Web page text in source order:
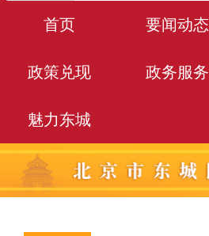
首页 要闻动态
政策兑现 政务服务
魅力东城